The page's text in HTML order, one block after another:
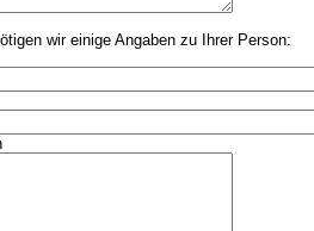
wir einige Angaben zu Ihrer Person: